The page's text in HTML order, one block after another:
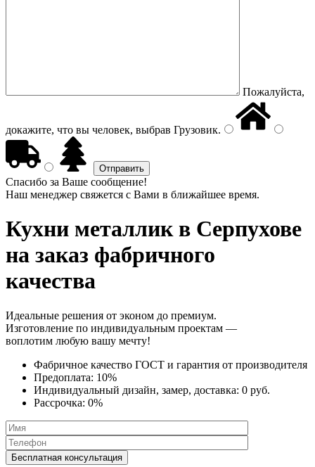
Пожалуйста,
докажите, что вы человек, выбрав Грузовик.
Спасибо за Ваше сообщение!
Наш менеджер свяжется с Вами в ближайшее время.
Кухни металликв Серпухове
на заказ фабричного
качества
Идеальные решения от эконом до премиум.
Изготовление по индивидуальным проектам —
воплотим любую вашу мечту!
Фабричное качество ГОСТ и гарантия от производителя
Предоплата: 10%
Индивидуальный дизайн, замер, доставка: 0 руб.
Рассрочка: 0%